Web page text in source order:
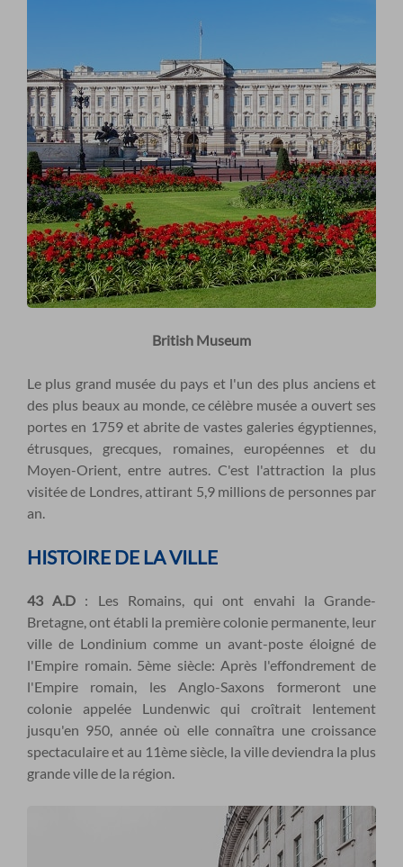
British Museum
Le plus grand musée du pays et l'un des plus anciens et
des plus beaux au monde, ce célèbre musée a ouvert ses
portes en 1759 et abrite de vastes galeries égyptiennes,
étrusques, grecques, romaines, européennes et du
Moyen-Orient, entre autres. C'est l'attraction la plus
visitée de Londres, attirant 5,9 millions de personnes par
an.
HISTOIRE DE LA VILLE
43 A.D : Les Romains, qui ont envahi la Grande-
Bretagne, ont établi la première colonie permanente, leur
ville de Londinium comme un avant-poste éloigné de
l'Empire romain. 5ème siècle: Après l'effondrement de
l'Empire romain, les Anglo-Saxons formeront une
colonie appelée Lundenwic qui croîtrait lentement
jusqu'en 950, année où elle connaîtra une croissance
spectaculaire et au 11ème siècle, la ville deviendra la plus
grande ville de la région.